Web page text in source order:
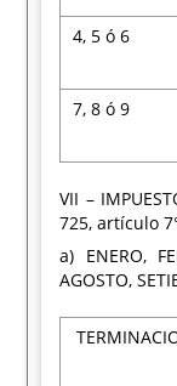
4, 5 ó 6
7, 8 ó 9
VII –
725, artículo
a) ENERO,
AGOSTO,